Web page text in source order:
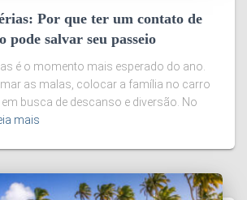
Por que ter um contato de
pode salvar seu passeio
é o momento mais esperado do ano.
as malas, colocar a família no carro
busca de descanso e diversão. No
mais